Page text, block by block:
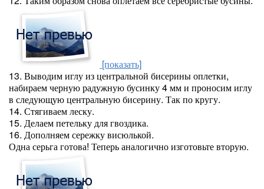
[показать]
13. Выводим иглу из центральной бисерины оплетки,
набираем черную радужную бусинку 4 мм и проносим иглу
в следующую центральную бисерину. Так по кругу.
14. Стягиваем леску.
15. Делаем петельку для гвоздика.
16. Дополняем сережку висюлькой.
Одна серьга готова! Теперь аналогично изготовьте вторую.